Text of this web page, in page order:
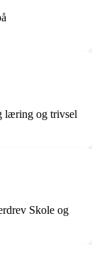
læring og trivsel
Skole og